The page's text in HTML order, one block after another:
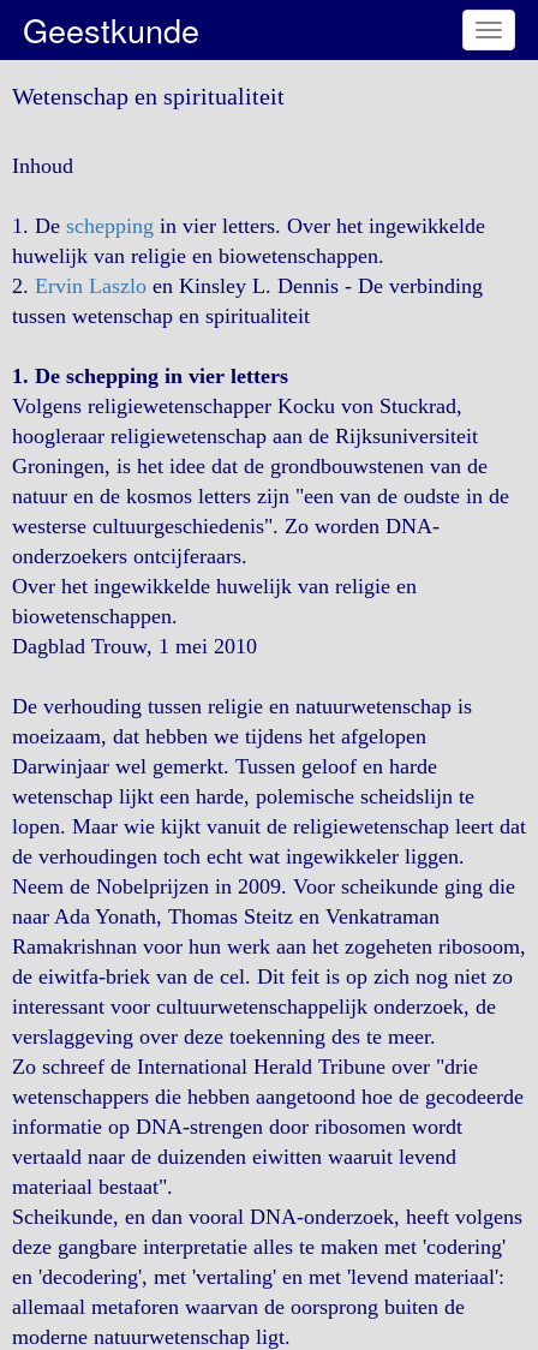
Toggle
Geestkunde
Wetenschap en spiritualiteit
Inhoud
1. De schepping in vier letters. Over het ingewikkelde
huwelijk van religie en biowetenschappen.
2. Ervin Laszlo en Kinsley L. Dennis - De verbinding
tussen wetenschap en spiritualiteit
1. De schepping in vier letters
Volgens religiewetenschapper Kocku von Stuckrad,
hoogleraar religiewetenschap aan de Rijksuniversiteit
Groningen, is het idee dat de grondbouwstenen van de
natuur en de kosmos letters zijn "een van de oudste in de
westerse cultuurgeschiedenis". Zo worden DNA-
onderzoekers ontcijferaars.
Over het ingewikkelde huwelijk van religie en
biowetenschappen.
Dagblad Trouw, 1 mei 2010
De verhouding tussen religie en natuurwetenschap is
moeizaam, dat hebben we tijdens het afgelopen
Darwinjaar wel gemerkt. Tussen geloof en harde
wetenschap lijkt een harde, polemische scheidslijn te
lopen. Maar wie kijkt vanuit de religiewetenschap leert dat
de verhoudingen toch echt wat ingewikkeler liggen.
Neem de Nobelprijzen in 2009. Voor scheikunde ging die
naar Ada Yonath, Thomas Steitz en Venkatraman
Ramakrishnan voor hun werk aan het zogeheten ribosoom,
de eiwitfa-briek van de cel. Dit feit is op zich nog niet zo
interessant voor cultuurwetenschappelijk onderzoek, de
verslaggeving over deze toekenning des te meer.
Zo schreef de International Herald Tribune over "drie
wetenschappers die hebben aangetoond hoe de gecodeerde
informatie op DNA-strengen door ribosomen wordt
vertaald naar de duizenden eiwitten waaruit levend
materiaal bestaat".
Scheikunde, en dan vooral DNA-onderzoek, heeft volgens
deze gangbare interpretatie alles te maken met 'codering'
en 'decodering', met 'vertaling' en met 'levend materiaal':
allemaal metaforen waarvan de oorsprong buiten de
moderne natuurwetenschap ligt.